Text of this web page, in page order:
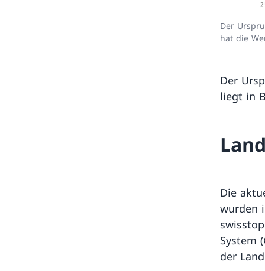
Der
hat die
Der
liegt in
Die
wurden
System
der